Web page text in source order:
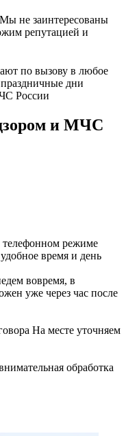
Мы не заинтересованы
репутацией и
по вызову в любое
праздничные дни
и МЧС
режиме
время и день
вовремя, в
уже через час после
На месте уточняем
обработка